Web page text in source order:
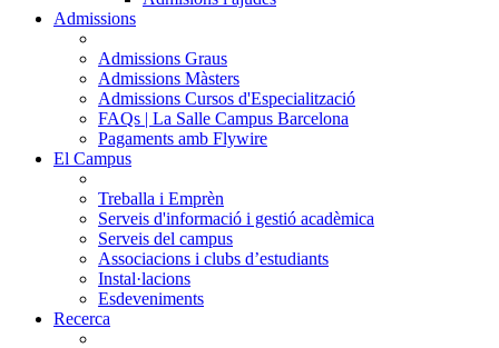
Admissions
Admissions Graus
Admissions Màsters
Admissions Cursos d'Especialització
FAQs | La Salle Campus Barcelona
Pagaments amb Flywire
El Campus
Treballa i Emprèn
Serveis d'informació i gestió acadèmica
Serveis del campus
Associacions i clubs d’estudiants
Instal·lacions
Esdeveniments
Recerca